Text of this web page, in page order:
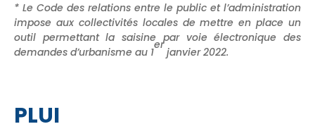
* Le Code des relations entre le public et l’administration
impose aux collectivités locales de mettre en place un
outil permettant la saisine par voie électronique des
demandes d’urbanisme au 1
er
janvier 2022.
PLUI